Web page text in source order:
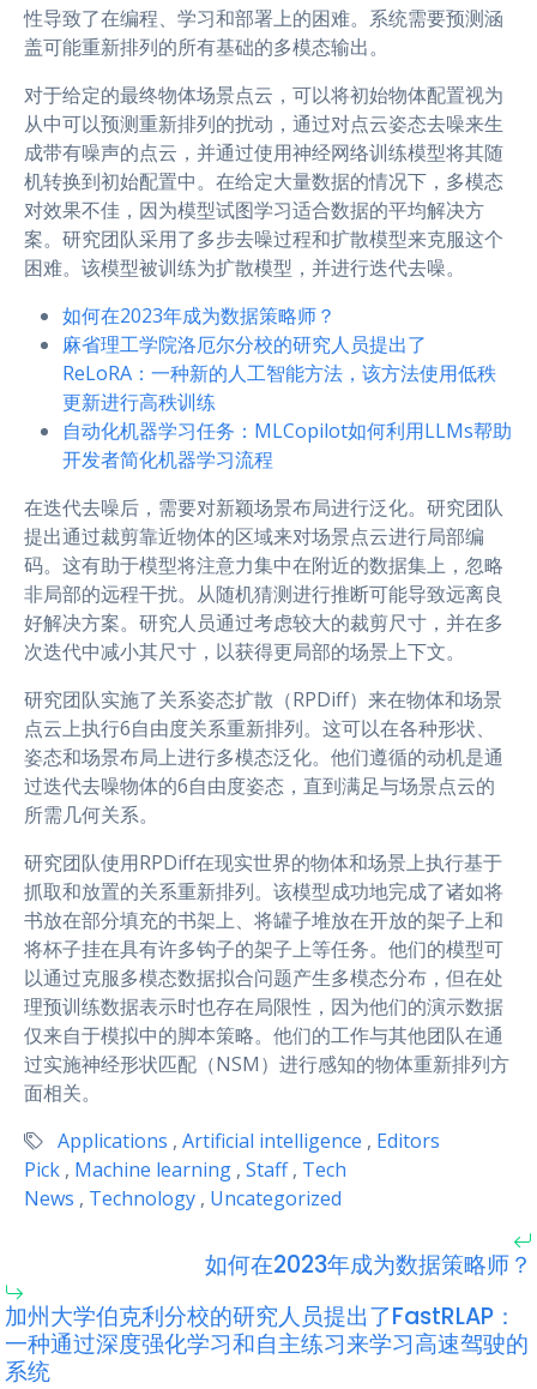
性导致了在编程、学习和部署上的困难。系统需要预测涵
盖可能重新排列的所有基础的多模态输出。
对于给定的最终物体场景点云，可以将初始物体配置视为
从中可以预测重新排列的扰动，通过对点云姿态去噪来生
成带有噪声的点云，并通过使用神经网络训练模型将其随
机转换到初始配置中。在给定大量数据的情况下，多模态
对效果不佳，因为模型试图学习适合数据的平均解决方
案。研究团队采用了多步去噪过程和扩散模型来克服这个
困难。该模型被训练为扩散模型，并进行迭代去噪。
如何在2023年成为数据策略师？
麻省理工学院洛厄尔分校的研究人员提出了
ReLoRA：一种新的人工智能方法，该方法使用低秩
更新进行高秩训练
自动化机器学习任务：MLCopilot如何利用LLMs帮助
开发者简化机器学习流程
在迭代去噪后，需要对新颖场景布局进行泛化。研究团队
提出通过裁剪靠近物体的区域来对场景点云进行局部编
码。这有助于模型将注意力集中在附近的数据集上，忽略
非局部的远程干扰。从随机猜测进行推断可能导致远离良
好解决方案。研究人员通过考虑较大的裁剪尺寸，并在多
次迭代中减小其尺寸，以获得更局部的场景上下文。
研究团队实施了关系姿态扩散（RPDiff）来在物体和场景
点云上执行6自由度关系重新排列。这可以在各种形状、
姿态和场景布局上进行多模态泛化。他们遵循的动机是通
过迭代去噪物体的6自由度姿态，直到满足与场景点云的
所需几何关系。
研究团队使用RPDiff在现实世界的物体和场景上执行基于
抓取和放置的关系重新排列。该模型成功地完成了诸如将
书放在部分填充的书架上、将罐子堆放在开放的架子上和
将杯子挂在具有许多钩子的架子上等任务。他们的模型可
以通过克服多模态数据拟合问题产生多模态分布，但在处
理预训练数据表示时也存在局限性，因为他们的演示数据
仅来自于模拟中的脚本策略。他们的工作与其他团队在通
过实施神经形状匹配（NSM）进行感知的物体重新排列方
面相关。
Applications , Artificial intelligence , Editors
Pick , Machine learning , Staff , Tech
News , Technology , Uncategorized
如何在2023年成为数据策略师？
加州大学伯克利分校的研究人员提出了FastRLAP：
一种通过深度强化学习和自主练习来学习高速驾驶的
系统